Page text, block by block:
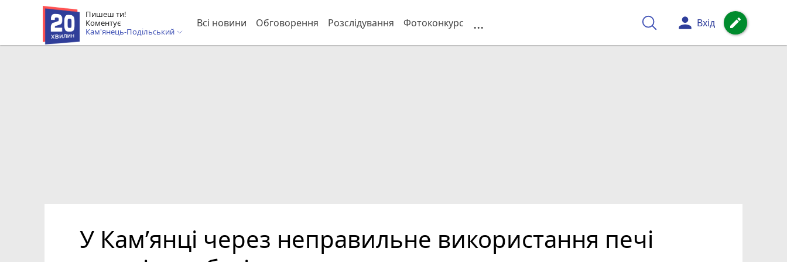
Пишеш ти!
Коментує
Кам'янець-Подільський
person Вхід create
Всі новини Обговорення Розслідування Фотоконкурс ...
У Кам’янці через неправильне використання печі